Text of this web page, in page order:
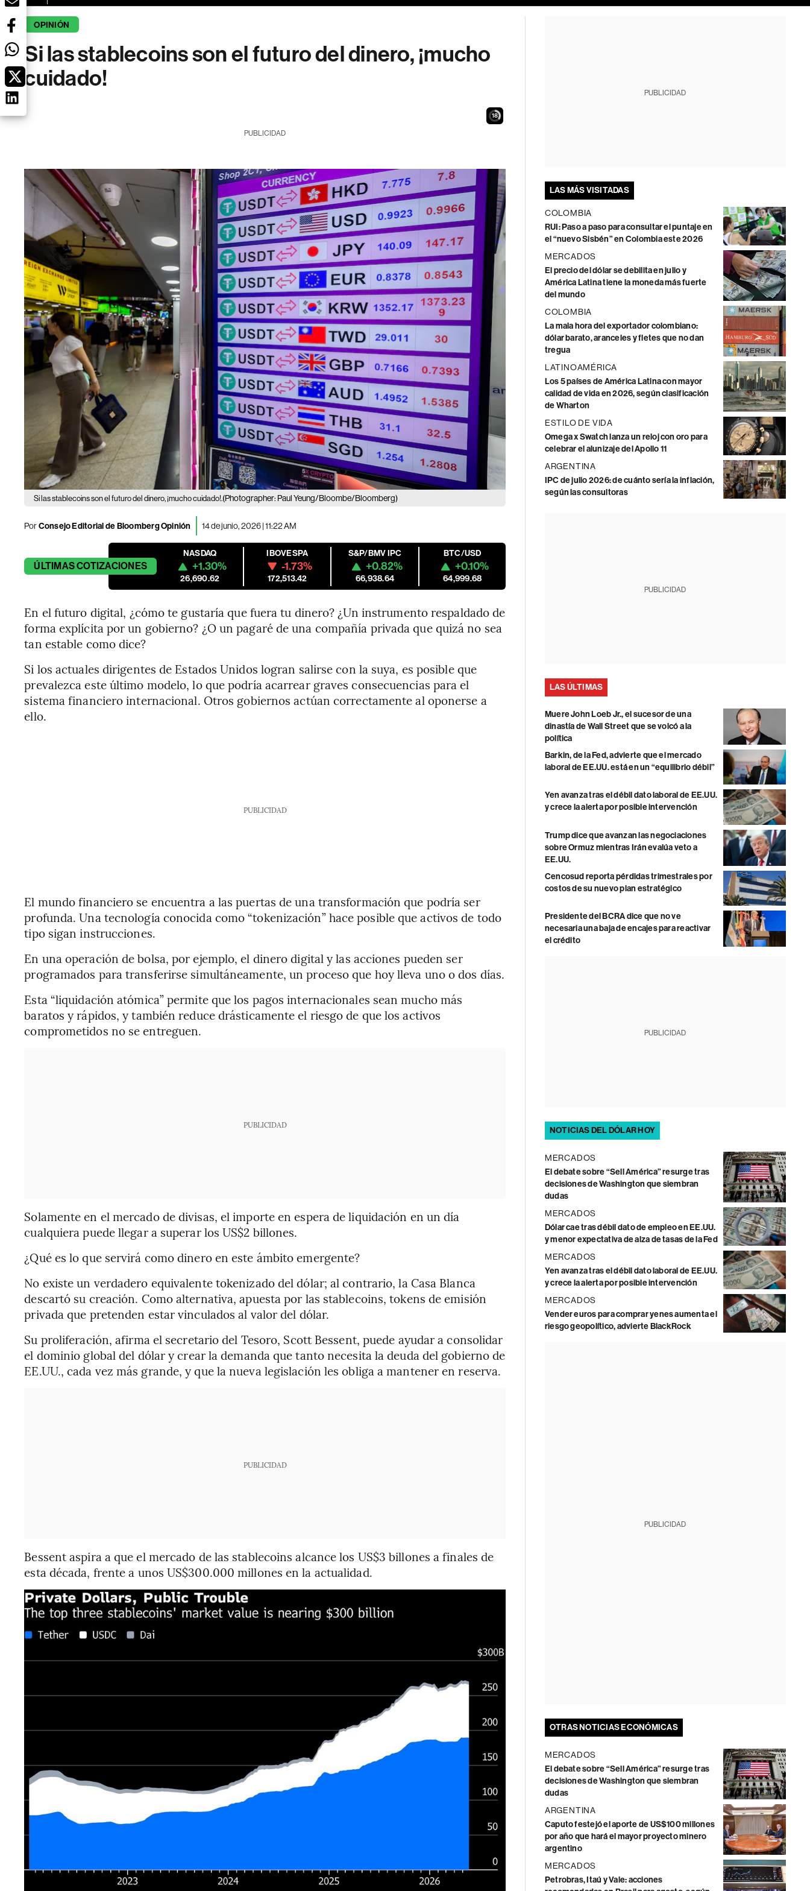
OPINIÓN
Si las stablecoins son el futuro del dinero, ¡mucho
cuidado!
17
PUBLICIDAD
Si las stablecoins son el futuro del dinero, ¡mucho cuidado!.(Photographer: Paul Yeung/Bloombe/Bloomberg)
PorConsejo Editorial de Bloomberg Opinión 14 de junio, 2026 | 11:22 AM
ÚLTIMASCOTIZACIONES
NASDAQ
+1.30%
26,690.62
IBOVESPA
-1.73%
172,513.42
S&P/BMV IPC
+0.82%
66,938.64
BTC/USD
+0.10%
64,999.68
En el futuro digital, ¿cómo te gustaría que fuera tu dinero? ¿Un instrumento respaldado de
forma explícita por un gobierno? ¿O un pagaré de una compañía privada que quizá no sea
tan estable como dice?
Si los actuales dirigentes de Estados Unidos logran salirse con la suya, es posible que
prevalezca este último modelo, lo que podría acarrear graves consecuencias para el
sistema financiero internacional. Otros gobiernos actúan correctamente al oponerse a
ello.
PUBLICIDAD
El mundo financiero se encuentra a las puertas de una transformación que podría ser
profunda. Una tecnología conocida como “tokenización” hace posible que activos de todo
tipo sigan instrucciones.
En una operación de bolsa, por ejemplo, el dinero digital y las acciones pueden ser
programados para transferirse simultáneamente, un proceso que hoy lleva uno o dos días.
Esta “liquidación atómica” permite que los pagos internacionales sean mucho más
baratos y rápidos, y también reduce drásticamente el riesgo de que los activos
comprometidos no se entreguen.
PUBLICIDAD
Solamente en el mercado de divisas, el importe en espera de liquidación en un día
cualquiera puede llegar a superar los US$2 billones.
¿Qué es lo que servirá como dinero en este ámbito emergente?
No existe un verdadero equivalente tokenizado del dólar; al contrario, la Casa Blanca
descartó su creación. Como alternativa, apuesta por las stablecoins, tokens de emisión
privada que pretenden estar vinculados al valor del dólar.
Su proliferación, afirma el secretario del Tesoro, Scott Bessent, puede ayudar a consolidar
el dominio global del dólar y crear la demanda que tanto necesita la deuda del gobierno de
EE.UU., cada vez más grande, y que la nueva legislación les obliga a mantener en reserva.
PUBLICIDAD
Bessent aspira a que el mercado de las stablecoins alcance los US$3 billones a finales de
esta década, frente a unos US$300.000 millones en la actualidad.
PUBLICIDAD
LAS MÁS VISITADAS
COLOMBIA
RUI: Paso a paso para consultar el puntaje en
el “nuevo Sisbén” en Colombia este 2026
MERCADOS
El precio del dólar se debilita en julio y
América Latina tiene la moneda más fuerte
del mundo
COLOMBIA
La mala hora del exportador colombiano:
dólar barato, aranceles y fletes que no dan
tregua
LATINOAMÉRICA
Los 5 países de América Latina con mayor
calidad de vida en 2026, según clasificación
de Wharton
ESTILO DE VIDA
Omega x Swatch lanza un reloj con oro para
celebrar el alunizaje del Apollo 11
ARGENTINA
IPC de julio 2026: de cuánto sería la inflación,
según las consultoras
PUBLICIDAD
LAS ÚLTIMAS
Muere John Loeb Jr., el sucesor de una
dinastía de Wall Street que se volcó a la
política
Barkin, de la Fed, advierte que el mercado
laboral de EE.UU. está en un “equilibrio débil”
Yen avanza tras el débil dato laboral de EE.UU.
y crece la alerta por posible intervención
Trump dice que avanzan las negociaciones
sobre Ormuz mientras Irán evalúa veto a
EE.UU.
Cencosud reporta pérdidas trimestrales por
costos de su nuevo plan estratégico
Presidente del BCRA dice que no ve
necesaria una baja de encajes para reactivar
el crédito
PUBLICIDAD
NOTICIAS DEL DÓLAR HOY
MERCADOS
El debate sobre “Sell América” resurge tras
decisiones de Washington que siembran
dudas
MERCADOS
Dólar cae tras débil dato de empleo en EE.UU.
y menor expectativa de alza de tasas de la Fed
MERCADOS
Yen avanza tras el débil dato laboral de EE.UU.
y crece la alerta por posible intervención
MERCADOS
Vender euros para comprar yenes aumenta el
riesgo geopolítico, advierte BlackRock
PUBLICIDAD
OTRAS NOTICIAS ECONÓMICAS
MERCADOS
El debate sobre “Sell América” resurge tras
decisiones de Washington que siembran
dudas
ARGENTINA
Caputo festejó el aporte de US$100 millones
por año que hará el mayor proyecto minero
argentino
MERCADOS
Petrobras, Itaú y Vale: acciones